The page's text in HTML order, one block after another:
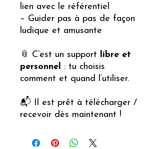
lien avec le référentiel
– Guider pas à pas de façon
ludique et amusante
📎 C’est un support libre et
personnel : tu choisis
comment et quand l’utiliser.
📬 Il est prêt à télécharger /
recevoir dès maintenant !